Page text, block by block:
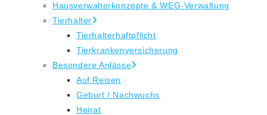
Hausverwalterkonzepte & WEG-Verwaltung
Tierhalter
Tierhalterhaftpflicht
Tierkrankenversicherung
Besondere Anlässe
Auf Reisen
Geburt / Nachwuchs
Heirat